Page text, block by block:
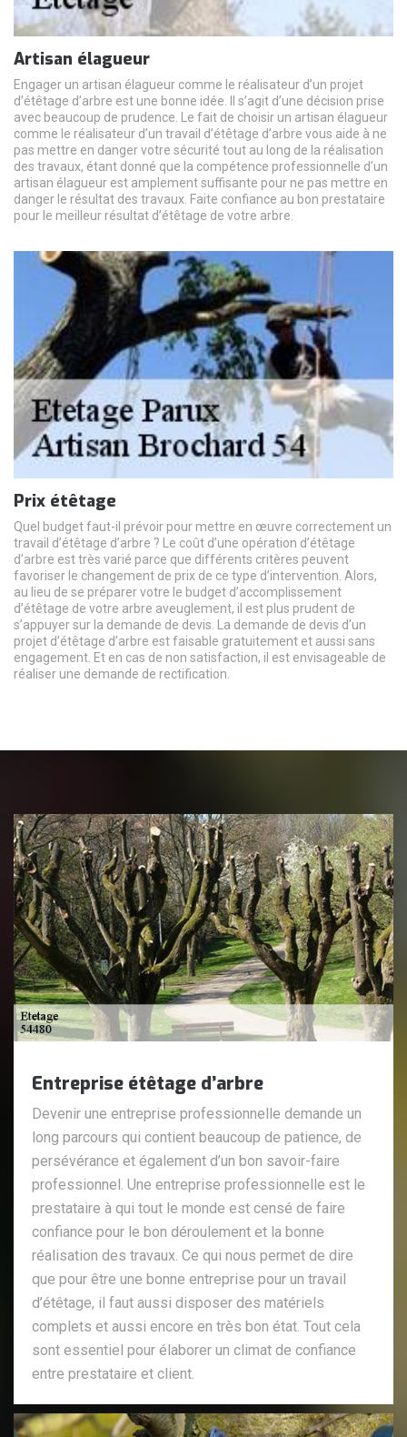
Artisan élagueur
Engager un artisan élagueur comme le réalisateur d’un projet
d’étêtage d’arbre est une bonne idée. Il s’agit d’une décision prise
avec beaucoup de prudence. Le fait de choisir un artisan élagueur
comme le réalisateur d’un travail d’étêtage d’arbre vous aide à ne
pas mettre en danger votre sécurité tout au long de la réalisation
des travaux, étant donné que la compétence professionnelle d’un
artisan élagueur est amplement suffisante pour ne pas mettre en
danger le résultat des travaux. Faite confiance au bon prestataire
pour le meilleur résultat d’étêtage de votre arbre.
Prix étêtage
Quel budget faut-il prévoir pour mettre en œuvre correctement un
travail d’étêtage d’arbre ? Le coût d’une opération d’étêtage
d’arbre est très varié parce que différents critères peuvent
favoriser le changement de prix de ce type d’intervention. Alors,
au lieu de se préparer votre le budget d’accomplissement
d’étêtage de votre arbre aveuglement, il est plus prudent de
s’appuyer sur la demande de devis. La demande de devis d’un
projet d’étêtage d’arbre est faisable gratuitement et aussi sans
engagement. Et en cas de non satisfaction, il est envisageable de
réaliser une demande de rectification.
Entreprise étêtage d’arbre
Devenir une entreprise professionnelle demande un
long parcours qui contient beaucoup de patience, de
persévérance et également d’un bon savoir-faire
professionnel. Une entreprise professionnelle est le
prestataire à qui tout le monde est censé de faire
confiance pour le bon déroulement et la bonne
réalisation des travaux. Ce qui nous permet de dire
que pour être une bonne entreprise pour un travail
d’étêtage, il faut aussi disposer des matériels
complets et aussi encore en très bon état. Tout cela
sont essentiel pour élaborer un climat de confiance
entre prestataire et client.